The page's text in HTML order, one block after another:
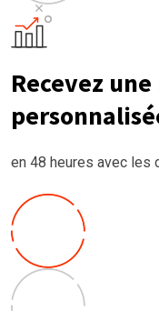
Recevez
en 48 heures avec les